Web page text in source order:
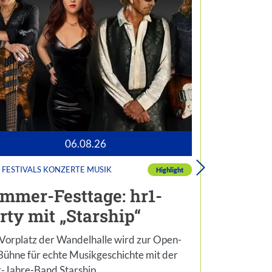
06.08.26
FESTIVALS KONZERTE MUSIK Highlight
Festtage: hr1-
mit „Starship“
der Wandelhalle wird zur Open-
für echte Musikgeschichte mit der